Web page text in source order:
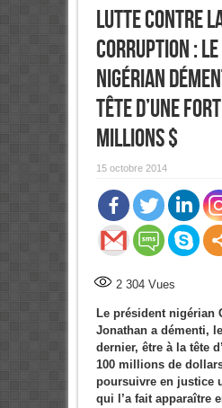
Lutte contre
corruption :
nigérian
tête d’une
millions $
15 octobre 2014
2 304Vues
Le président nigérian
Jonathan a démenti,
dernier, être à la tête
100 millions de
poursuivre en justice
qui l’a fait apparaître